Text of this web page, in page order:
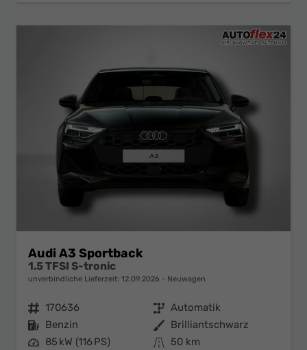
Audi A3 Sportback
1.5 TFSI S-tronic
unverbindliche Lieferzeit: 12.09.2026 Neuwagen
Fahrzeugnr. 170636 Getriebe Automatik
Kraftstoff Benzin Außenfarbe Brilliantschwarz
Leistung 85 kW (116 PS) Kilometerstand 50 km